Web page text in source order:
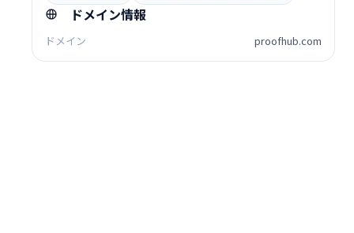
ドメイン情報
ドメイン proofhub.com